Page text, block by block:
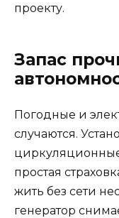
проекту.
Запас
Погодные и
случаются.
простая
жить без сети
генератор